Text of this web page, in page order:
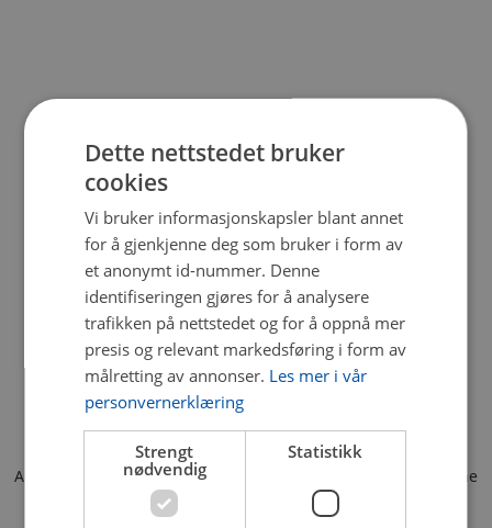
Application error: a client-side exception has occurred (see the
browser console for more information).
Dette nettstedet bruker
cookies
Vi bruker informasjonskapsler blant annet
for å gjenkjenne deg som bruker i form av
et anonymt id-nummer. Denne
identifiseringen gjøres for å analysere
trafikken på nettstedet og for å oppnå mer
presis og relevant markedsføring i form av
målretting av annonser. Les mer i vår
personvernerklæring
Strengt
nødvendig
Statistikk